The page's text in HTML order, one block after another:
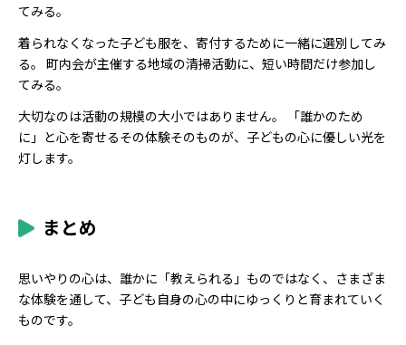
てみる。
着られなくなった子ども服を、寄付するために一緒に選別してみ
る。 町内会が主催する地域の清掃活動に、短い時間だけ参加し
てみる。
大切なのは活動の規模の大小ではありません。 「誰かのため
に」と心を寄せるその体験そのものが、子どもの心に優しい光を
灯します。
まとめ
思いやりの心は、誰かに「教えられる」ものではなく、さまざま
な体験を通して、子ども自身の心の中にゆっくりと育まれていく
ものです。